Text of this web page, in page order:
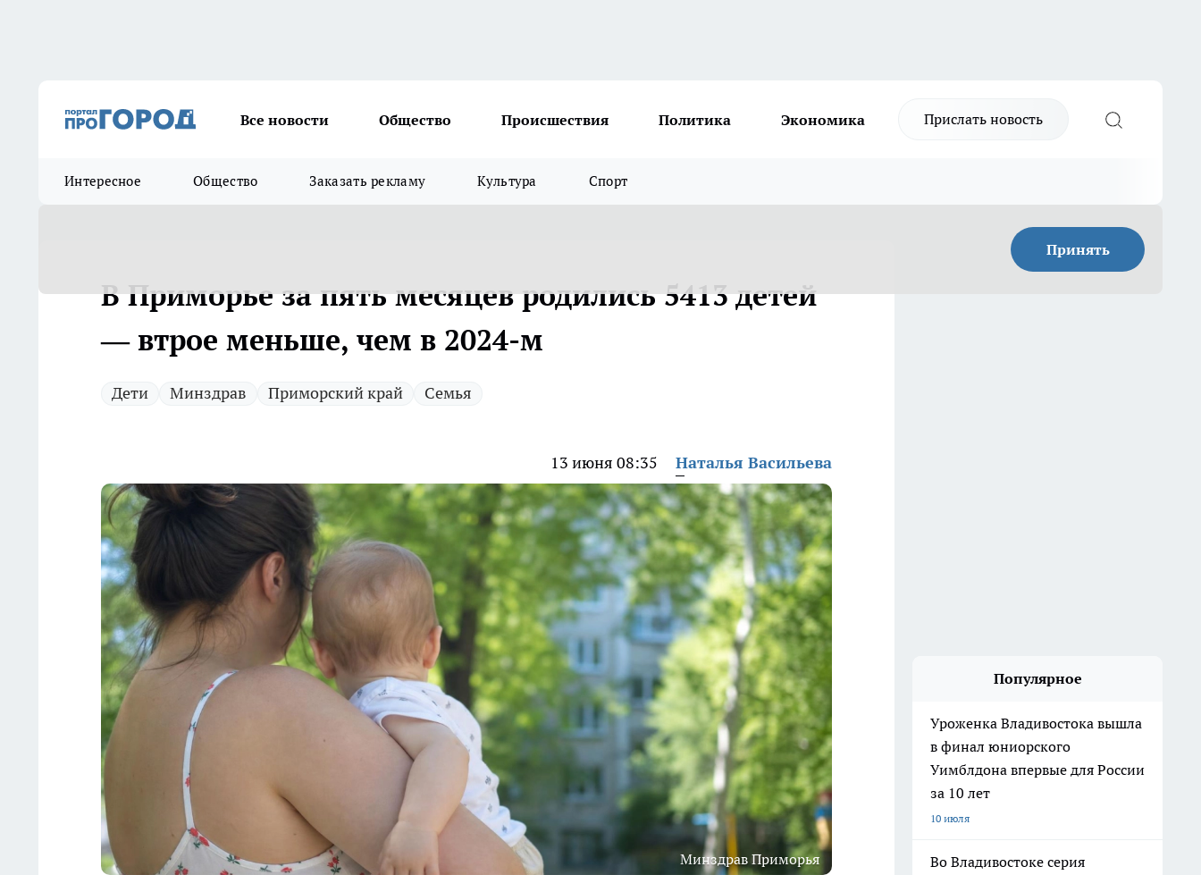
Все новости Общество Происшествия Политика Экономика Прислать новость
Интересное Общество Заказать рекламу Культура Спорт
Принять
В Приморье за пять месяцев родились 5413 детей
— втрое меньше, чем в 2024-м
Дети Минздрав Приморский край Семья
13 июня 08:35 Наталья Васильева
Минздрав Приморья
Популярное
Уроженка Владивостока вышла
в финал юниорского
Уимблдона впервые для России
за 10 лет
10 июля
Во Владивостоке серия